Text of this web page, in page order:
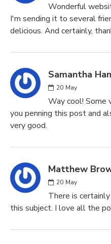
Wonderful
I'm sending it to several
delicious. And certainly,
Samantha
20 May
Way cool! Some
you penning this post and
very good.
Matthew
20 May
There is
this subject. I love all the